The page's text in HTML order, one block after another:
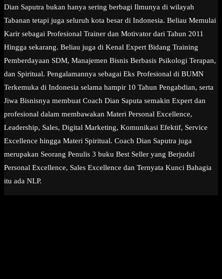
Dian Saputra bukan hanya sering berbagi Ilmunya di wilayah
Tabanan tetapi juga seluruh kota besar di Indonesia. Beliau Memulai
Karir sebagai Profesional Trainer dan Motivator dari Tahun 2011
Hingga sekarang. Beliau juga di Kenal Expert Bidang Training
Pemberdayaan SDM, Manajemen Bisnis Berbasis Psikologi Terapan,
dan Spiritual. Pengalamannya sebagai Eks Profesional di BUMN
Terkemuka di Indonesia selama hampir 10 Tahun Pengabdian, serta
Jiwa Bisnisnya membuat Coach Dian Saputa semakin Expert dan
profesional dalam membawakan Materi Personal Excellence,
Leadership, Sales, Digital Marketing, Komunikasi Efektif, Service
Excellence hingga Materi Spiritual. Coach Dian Saputra juga
merupakan Seorang Penulis 3 buku Best Seller yang Berjudul
Personal Excellence, Sales Excellence dan Ternyata Kunci Bahagia
itu ada NLP.